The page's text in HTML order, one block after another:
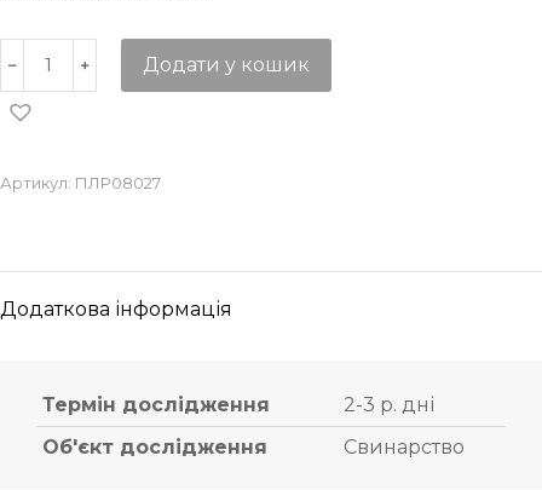
Додати у кошик
Артикул: ПЛР08027
Додаткова інформація
Термін дослідження
2-3 р. дні
Об'єкт дослідження
Свинарство